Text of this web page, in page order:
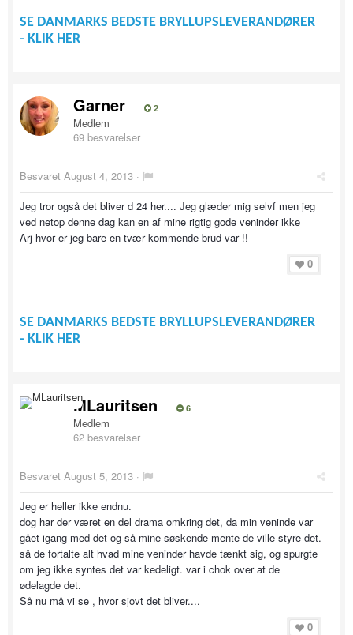
SE DANMARKS BEDSTE BRYLLUPSLEVERANDØRER
- KLIK HER
Garner 2
Medlem
69 besvarelser
Besvaret August 4, 2013 ·
Jeg tror også det bliver d 24 her.... Jeg glæder mig selvf men jeg
ved netop denne dag kan en af mine rigtig gode veninder ikke
Arj hvor er jeg bare en tvær kommende brud var !!
0
SE DANMARKS BEDSTE BRYLLUPSLEVERANDØRER
- KLIK HER
MLauritsen 6
Medlem
62 besvarelser
Besvaret August 5, 2013 ·
Jeg er heller ikke endnu.
dog har der været en del drama omkring det, da min veninde var
gået igang med det og så mine søskende mente de ville styre det.
så de fortalte alt hvad mine veninder havde tænkt sig, og spurgte
om jeg ikke syntes det var kedeligt. var i chok over at de
ødelagde det.
Så nu må vi se , hvor sjovt det bliver....
0